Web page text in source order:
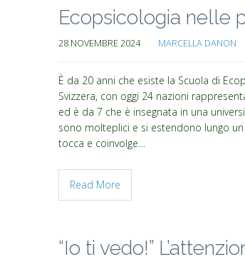
Ecopsicologia nelle
28 NOVEMBRE 2024 MARCELLA DANON
È da 20 anni che esiste la Scuola di
Svizzera, con oggi 24 nazioni
ed è da 7 che è insegnata in una
sono molteplici e si estendono lungo
tocca e coinvolge…
Read More
“Io ti vedo!”